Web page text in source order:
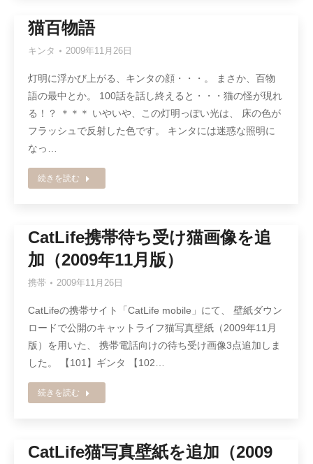
猫百物語
キンタ 2009年11月26日
灯明に浮かび上がる、キンタの顔・・・。 まさか、百物
語の最中とか。 100話を話し終えると・・・猫の怪が現れ
る！？ ＊＊＊ いやいや、この灯明っぽい光は、 床の色が
フラッシュで反射した色です。 キンタには迷惑な照明に
なっ…
続きを読む
CatLife携帯待ち受け猫画像を追
加（2009年11月版）
携帯 2009年11月26日
CatLifeの携帯サイト「CatLife mobile」にて、 壁紙ダウン
ロードで公開のキャットライフ猫写真壁紙（2009年11月
版）を用いた、 携帯電話向けの待ち受け画像3点追加しま
した。 【101】ギンタ 【102…
続きを読む
CatLife猫写真壁紙を追加（2009